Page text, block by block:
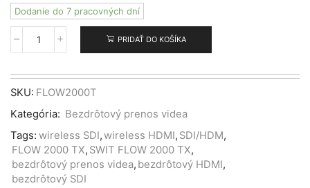
Dodanie do 7 pracovných dní
množstvo
FLOW2000
TX
600m
bezdrôtový
vysielač
PRIDAŤ DO KOŠÍKA
SKU: FLOW2000T
Kategória: Bezdrôtový prenos videa
Tags: wireless SDI,wireless HDMI, SDI/HDM,
FLOW 2000 TX, SWIT FLOW 2000 TX,
bezdrôtový prenos videa, bezdrôtový HDMI,
bezdrôtový SDI